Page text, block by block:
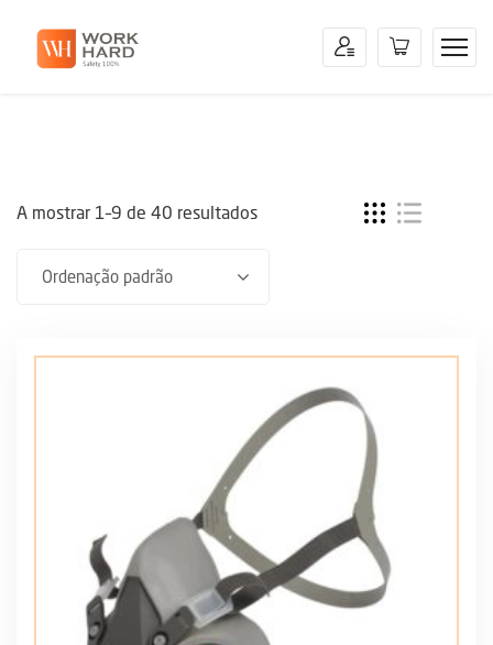
A mostrar 1–9 de 40 resultados
Ordenação padrão